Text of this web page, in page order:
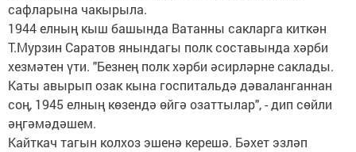
сафларына чакырыла.
1944 елның кыш башында Ватанны сакларга киткән
Т.Мурзин Саратов янындагы полк составында хәрби
хезмәтен үти. "Безнең полк хәрби әсирләрне саклады.
Каты авырып озак кына госпитальдә дәваланганнан
соң, 1945 елның көзендә өйгә озаттылар", - дип сөйли
әңгәмәдәшем.
Кайткач тагын колхоз эшенә керешә. Бәхет эзләп